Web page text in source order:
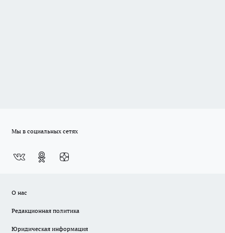
Мы в социальных сетях
О нас
Редакционная политика
Юридическая информация